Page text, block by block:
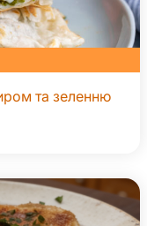
та зеленню